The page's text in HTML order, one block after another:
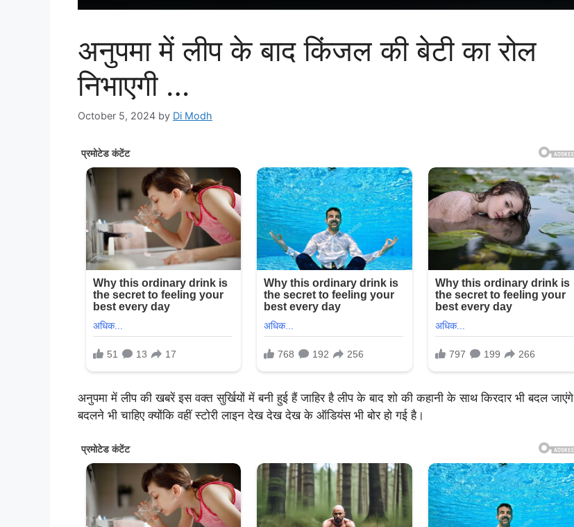
अनुपमा में लीप के बाद किंजल की बेटी का रोल
निभाएगी …
October 5, 2024 by Di Modh
अनुपमा में लीप की खबरें इस वक्त सुर्खियों में बनी हुई हैं जाहिर है लीप के बाद शो की कहानी के साथ किरदार भी बदल जाएंगे
बदलने भी चाहिए क्योंकि वहीं स्टोरी लाइन देख देख देख के ऑडियंस भी बोर हो गई है।